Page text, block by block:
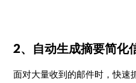
2、自动生成摘要简化
面对大量收到的邮件时，快速